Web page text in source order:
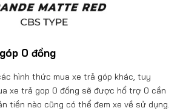
0 đồng
hình thức mua xe trả góp khác, tuy
xe trả gop 0 đồng sẽ được hổ trợ 0 cần
tiền nào cũng có thể đem xe về sử dụng.